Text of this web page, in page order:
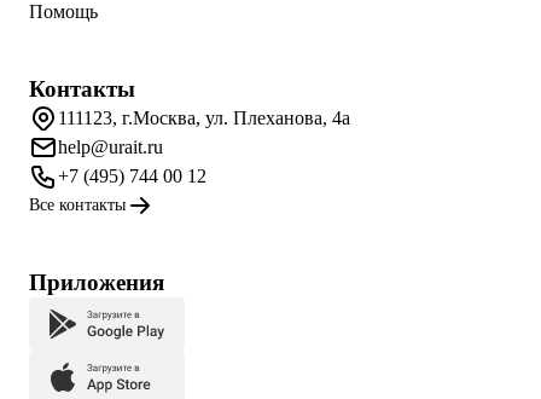
Помощь
Контакты
111123, г.Москва, ул. Плеханова, 4а
help@urait.ru
+7 (495) 744 00 12
Все контакты
Приложения